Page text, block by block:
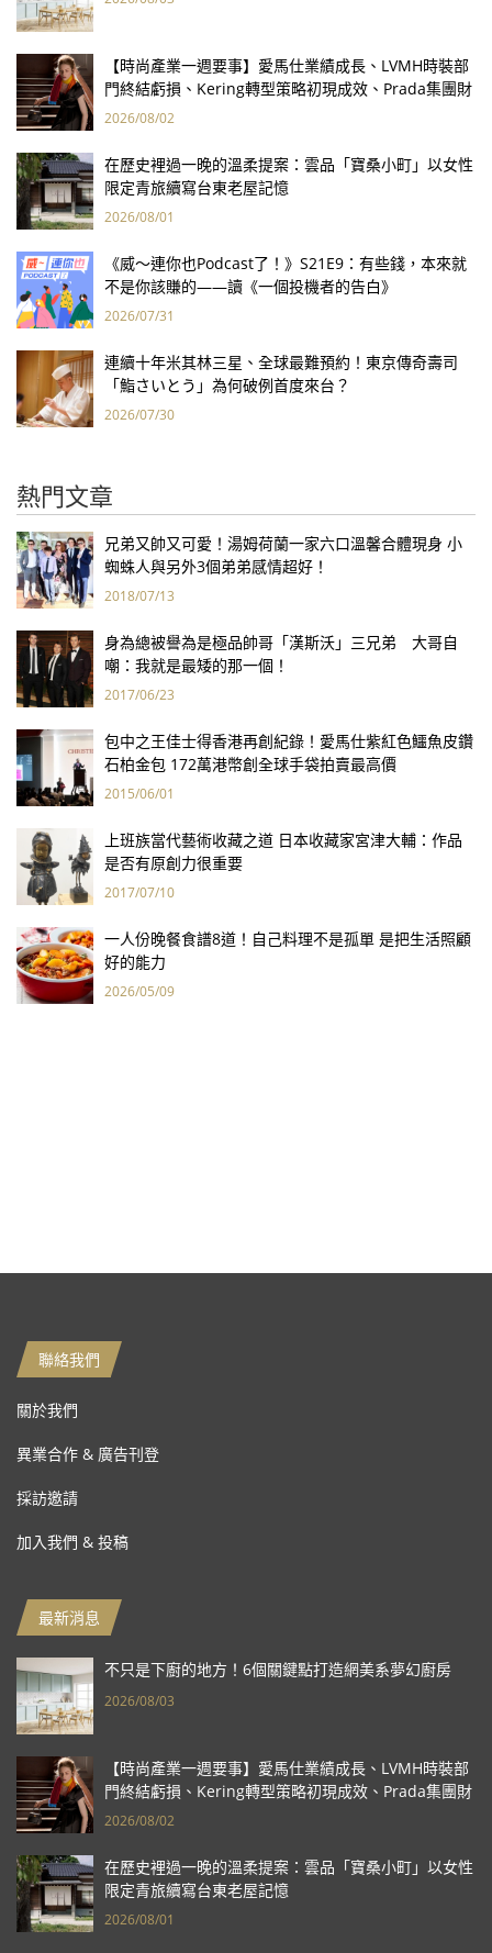
【時尚產業一週要事】愛馬仕業績成長、LVMH時裝部
門終結虧損、Kering轉型策略初現成效、Prada集團財
報亮眼
2026/08/02
在歷史裡過一晚的溫柔提案：雲品「寶桑小町」以女性
限定青旅續寫台東老屋記憶
2026/08/01
《威～連你也Podcast了！》S21E9：有些錢，本來就
不是你該賺的——讀《一個投機者的告白》
2026/07/31
連續十年米其林三星、全球最難預約！東京傳奇壽司
「鮨さいとう」為何破例首度來台？
2026/07/30
熱門文章
兄弟又帥又可愛！湯姆荷蘭一家六口溫馨合體現身 小
蜘蛛人與另外3個弟弟感情超好！
2018/07/13
身為總被譽為是極品帥哥「漢斯沃」三兄弟 大哥自
嘲：我就是最矮的那一個！
2017/06/23
包中之王佳士得香港再創紀錄！愛馬仕紫紅色鱷魚皮鑽
石柏金包 172萬港幣創全球手袋拍賣最高價
2015/06/01
上班族當代藝術收藏之道 日本收藏家宮津大輔：作品
是否有原創力很重要
2017/07/10
一人份晚餐食譜8道！自己料理不是孤單 是把生活照顧
好的能力
2026/05/09
聯絡我們
關於我們
異業合作 & 廣告刊登
採訪邀請
加入我們 & 投稿
最新消息
不只是下廚的地方！6個關鍵點打造網美系夢幻廚房
2026/08/03
【時尚產業一週要事】愛馬仕業績成長、LVMH時裝部
門終結虧損、Kering轉型策略初現成效、Prada集團財
報亮眼
2026/08/02
在歷史裡過一晚的溫柔提案：雲品「寶桑小町」以女性
限定青旅續寫台東老屋記憶
2026/08/01